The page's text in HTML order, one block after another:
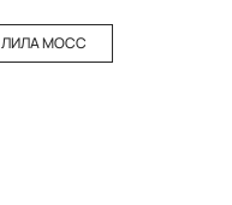
ЛИЛА МОСС